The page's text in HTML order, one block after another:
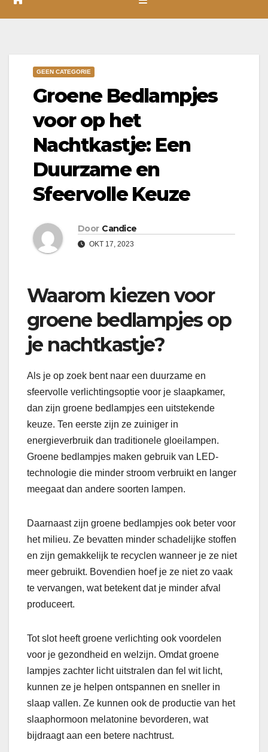
GEEN CATEGORIE
Groene Bedlampjes
voor op het
Nachtkastje: Een
Duurzame en
Sfeervolle Keuze
Door Candice
OKT 17, 2023
Waarom kiezen voor
groene bedlampjes op
je nachtkastje?
Als je op zoek bent naar een duurzame en
sfeervolle verlichtingsoptie voor je slaapkamer,
dan zijn groene bedlampjes een uitstekende
keuze. Ten eerste zijn ze zuiniger in
energieverbruik dan traditionele gloeilampen.
Groene bedlampjes maken gebruik van LED-
technologie die minder stroom verbruikt en langer
meegaat dan andere soorten lampen.
Daarnaast zijn groene bedlampjes ook beter voor
het milieu. Ze bevatten minder schadelijke stoffen
en zijn gemakkelijk te recyclen wanneer je ze niet
meer gebruikt. Bovendien hoef je ze niet zo vaak
te vervangen, wat betekent dat je minder afval
produceert.
Tot slot heeft groene verlichting ook voordelen
voor je gezondheid en welzijn. Omdat groene
lampjes zachter licht uitstralen dan fel wit licht,
kunnen ze je helpen ontspannen en sneller in
slaap vallen. Ze kunnen ook de productie van het
slaaphormoon melatonine bevorderen, wat
bijdraagt aan een betere nachtrust.